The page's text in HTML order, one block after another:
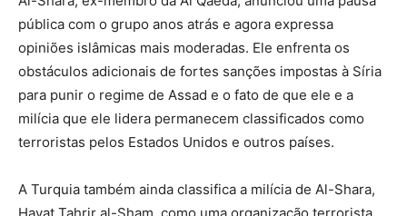
pública com o grupo anos atrás e agora expressa
opiniões islâmicas mais moderadas. Ele enfrenta os
obstáculos adicionais de fortes sanções impostas à Síria
para punir o regime de Assad e o fato de que ele e a
milícia que ele lidera permanecem classificados como
terroristas pelos Estados Unidos e outros países.
A Turquia também ainda classifica a milícia de Al-Shara,